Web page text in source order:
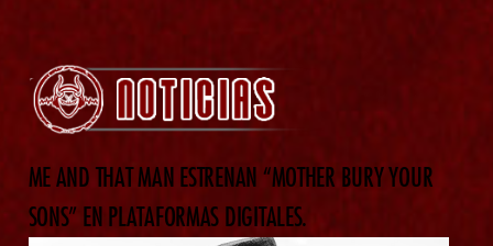
ME AND THAT MAN ESTRENAN “MOTHER BURY YOUR
SONS” EN PLATAFORMAS DIGITALES.